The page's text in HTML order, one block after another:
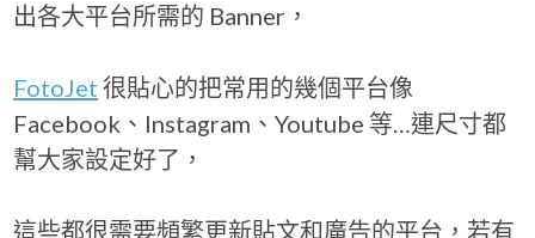
出各大平台所需的 Banner，
FotoJet 很貼心的把常用的幾個平台像
Facebook、Instagram、Youtube 等…連尺寸都
幫大家設定好了，
這些都很需要頻繁更新貼文和廣告的平台，若有